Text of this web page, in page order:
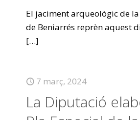
El jaciment arqueològic de
de Beniarrés reprèn aquest
[…]
7 març, 2024
La Diputació